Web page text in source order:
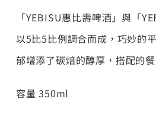
「YEBISU惠比壽啤酒」與「
以5比5比例調合而成，巧妙的
郁增添了碳焙的醇厚，搭配的
容量 350ml